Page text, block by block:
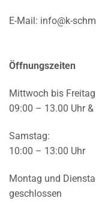
E-Mail: info@k-
Öffnungszeiten
Mittwoch bis
09:00 – 13.00 Uhr
Samstag:
10:00 – 13:00 Uhr
Montag und
geschlossen